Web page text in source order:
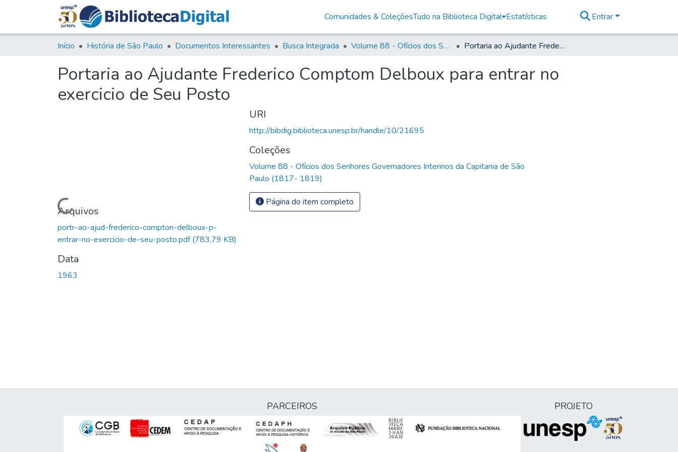
Comunidades & ColeçõesTudo na Biblioteca Digital Estatísticas Entrar
Início História de São Paulo Documentos Interessantes Busca Integrada Volume 88 - Ofícios dos Senhores Governadores Interinos da Capitania de São Paulo (1817- 1819) Portaria ao Ajudante Frederico Comptom Delboux para entrar no exercicio de Seu Posto
Portaria ao Ajudante Frederico Comptom Delboux para entrar no
exercicio de Seu Posto
Carregando...
Arquivos
portr-ao-ajud-frederico-compton-delboux-p-
entrar-no-exercicio-de-seu-posto.pdf(783,79 KB)
Data
1963
URI
http://bibdig.biblioteca.unesp.br/handle/10/21695
Coleções
Volume 88 - Ofícios dos Senhores Governadores Interinos da Capitania de São
Paulo (1817- 1819)
Página do item completo
PARCEIROS PROJETO